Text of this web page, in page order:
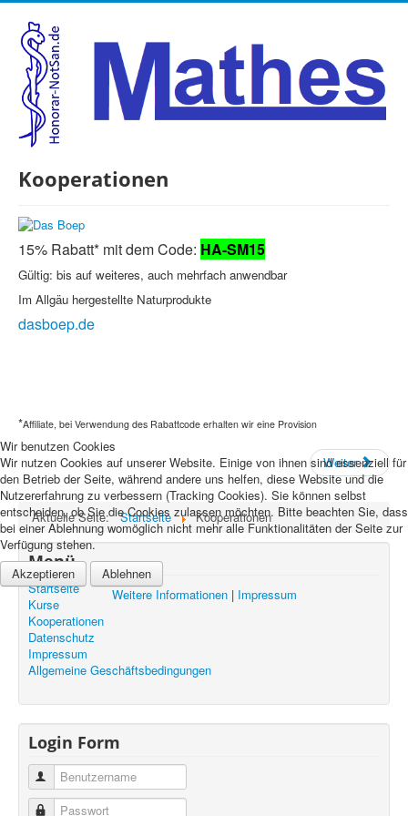
Kooperationen
15% Rabatt* mit dem Code: HA-SM15
Gültig: bis auf weiteres, auch mehrfach anwendbar
Im Allgäu hergestellte Naturprodukte
dasboep.de
*Affiliate, bei Verwendung des Rabattcode erhalten wir eine Provision
Weiter
Aktuelle Seite: Startseite Kooperationen
Menü
Startseite
Kurse
Kooperationen
Datenschutz
Impressum
Allgemeine Geschäftsbedingungen
Login Form
Benutzername
Passwort
Wir benutzen Cookies
Wir nutzen Cookies auf unserer Website. Einige von ihnen sind essenziell für
den Betrieb der Seite, während andere uns helfen, diese Website und die
Nutzererfahrung zu verbessern (Tracking Cookies). Sie können selbst
entscheiden, ob Sie die Cookies zulassen möchten. Bitte beachten Sie, dass
bei einer Ablehnung womöglich nicht mehr alle Funktionalitäten der Seite zur
Verfügung stehen.
Akzeptieren
Ablehnen
Weitere Informationen| Impressum